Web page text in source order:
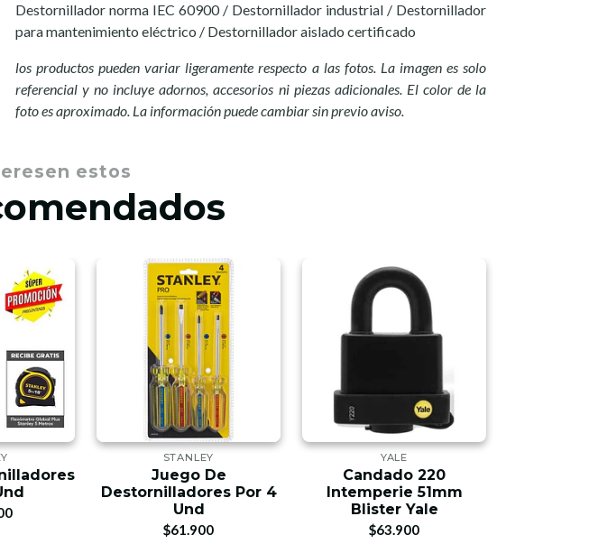
Destornillador norma IEC 60900 / Destornillador industrial / Destornillador
para mantenimiento eléctrico / Destornillador aislado certificado
los productos pueden variar ligeramente respecto a las fotos. La imagen es solo
referencial y no incluye adornos, accesorios ni piezas adicionales. El color de la
foto es aproximado. La información puede cambiar sin previo aviso.
estos
STANLEY
Juego De
Destornilladores Por 4
Und
$61.900
YALE
Candado 220
Intemperie 51mm
Blister Yale
$63.900